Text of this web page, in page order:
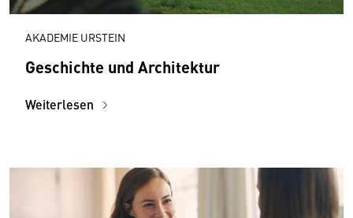
AKADEMIE URSTEIN
Geschichte und Architektur
Weiterlesen